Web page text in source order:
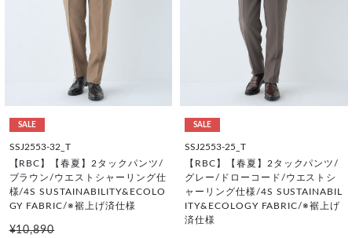
SALE
SSJ2553-32_T
【RBC】【春夏】2タックパンツ/
ブラウン/ウエストシャーリング仕
様/4S SUSTAINABILITY&ECOLO
GY FABRIC/※裾上げ済仕様
¥10,890
SALE
SSJ2553-25_T
【RBC】【春夏】2タックパンツ/
グレー/ドローコード/ウエストシ
ャーリング仕様/4S SUSTAINABIL
ITY&ECOLOGY FABRIC/※裾上げ
済仕様